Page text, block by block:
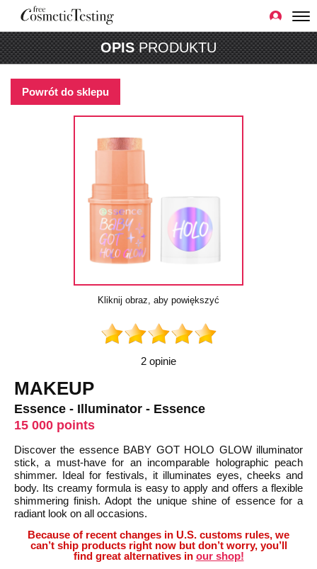
OPISPRODUKTU
Powrót do sklepu
Kliknij obraz, aby powiększyć
2 opinie
MAKEUP
Essence - Illuminator - Essence
15 000 points
Discover the essence BABY GOT HOLO GLOW illuminator
stick, a must-have for an incomparable holographic peach
shimmer. Ideal for festivals, it illuminates eyes, cheeks and
body. Its creamy formula is easy to apply and offers a flexible
shimmering finish. Adopt the unique shine of essence for a
radiant look on all occasions.
Because of recent changes in U.S. customs rules, we
can’t ship products right now but don’t worry, you’ll
find great alternatives in our shop!